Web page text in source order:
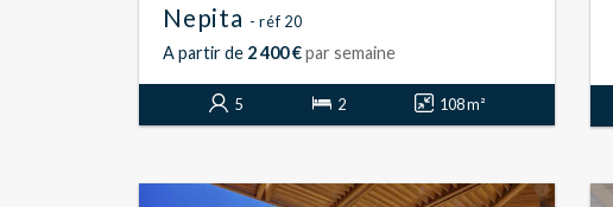
Nepita - réf 20
A partir de 2 400 €par semaine
5 2 108 m²